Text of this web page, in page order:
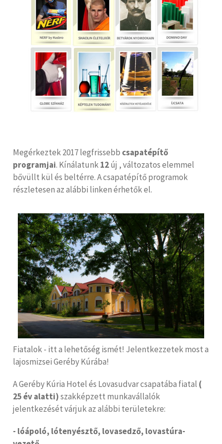
Megérkeztek 2017 legfrissebb csapatépítő
programjai. Kínálatunk12új , változatos elemmel
bővüllt kül és beltérre. A csapatépítő programok
részletesen az alábbi linken érhetők el.
Fiatalok - itt a lehetőség ismét! Jelentkezzetek most a
lajosmizsei Geréby Kúrába!
A Geréby Kúria Hotel és Lovasudvar csapatába fiatal (
25 év alatti)szakképzett munkavállalók
jelentkezését várjuk az alábbi területekre:
- lóápoló, lótenyésztő, lovasedző, lovastúra-